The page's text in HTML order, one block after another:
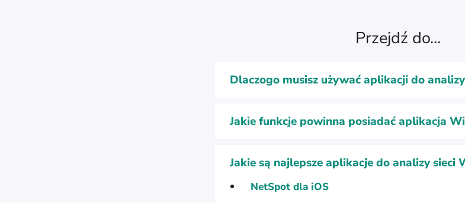
Przejdź do...
Dlaczogo musisz używać aplikacji do
Jakie funkcje powinna posiadać aplikacja
Jakie są najlepsze aplikacje do analizy sieci
NetSpot dla iOS